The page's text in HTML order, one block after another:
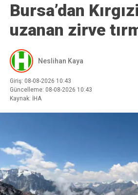
Bursa’dan
uzanan zirve
Neslihan Kaya
Giriş: 08-08-2026 10:43
Güncelleme: 08-08-2026 10:43
Kaynak: İHA